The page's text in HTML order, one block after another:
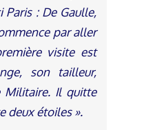
Paris : De Gaulle,
par aller
visite est
son tailleur,
Militaire. Il quitte
deux étoiles ».